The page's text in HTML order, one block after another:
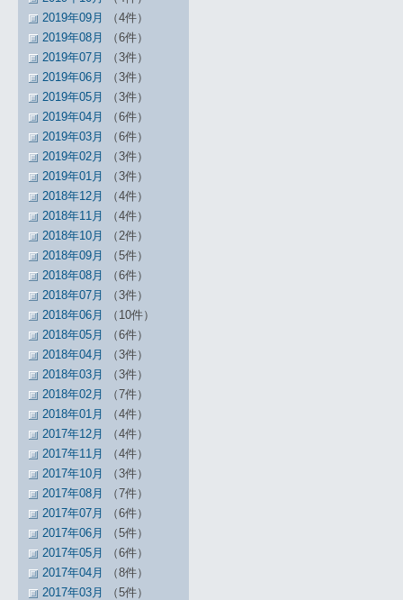
2019年09月
（4件）
2019年08月
（6件）
2019年07月
（3件）
2019年06月
（3件）
2019年05月
（3件）
2019年04月
（6件）
2019年03月
（6件）
2019年02月
（3件）
2019年01月
（3件）
2018年12月
（4件）
2018年11月
（4件）
2018年10月
（2件）
2018年09月
（5件）
2018年08月
（6件）
2018年07月
（3件）
2018年06月
（10件）
2018年05月
（6件）
2018年04月
（3件）
2018年03月
（3件）
2018年02月
（7件）
2018年01月
（4件）
2017年12月
（4件）
2017年11月
（4件）
2017年10月
（3件）
2017年08月
（7件）
2017年07月
（6件）
2017年06月
（5件）
2017年05月
（6件）
2017年04月
（8件）
2017年03月
（5件）